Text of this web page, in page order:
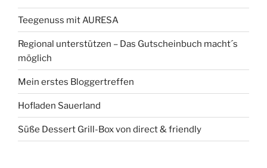
Teegenuss mit AURESA
Regional unterstützen – Das Gutscheinbuch macht´s
möglich
Mein erstes Bloggertreffen
Hofladen Sauerland
Süße Dessert Grill-Box von direct & friendly